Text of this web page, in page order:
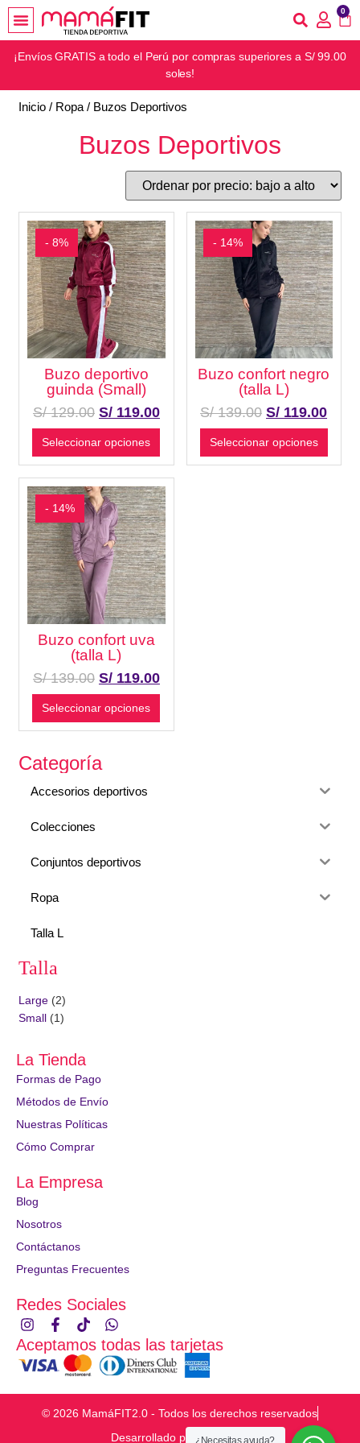
0
¡Envíos GRATIS a todo el Perú por compras superiores a S/ 99.00
soles!
Inicio / Ropa / Buzos Deportivos
Categoría
Accesorios deportivos
Colecciones
Conjuntos deportivos
Ropa
Talla L
Talla
Large (2)
Small (1)
Buzos Deportivos
- 8%
Buzo deportivo
guinda (Small)
S/129.00 S/119.00
Seleccionar opciones
- 14%
Buzo confort negro
(talla L)
S/139.00 S/ 119.00
Seleccionar opciones
- 14%
Buzo confort uva
(talla L)
S/139.00 S/119.00
Seleccionar opciones
La Tienda
Formas de Pago
Métodos de Envío
Nuestras Políticas
Cómo Comprar
La Empresa
Blog
Nosotros
Contáctanos
Preguntas Frecuentes
Redes Sociales
Aceptamos todas las tarjetas
© 2026 MamáFIT2.0 - Todos los derechos reservados
Desarrollado por ¿Necesitas ayuda?